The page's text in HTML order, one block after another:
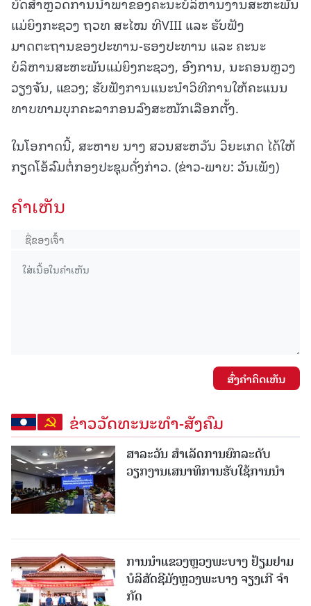
ແມ່ຍິງກະຊວງ ຖວທ ສະໄໝ ທີVIII ແລະ ຮັບຟັງ
ມາດຕະຖານຂອງປະທານ-ຮອງປະທານ ແລະ ຄະນະ
ບໍລິຫານສະຫະພັນແມ່ຍິງກະຊວງ, ອົງການ, ນະຄອນຫຼວງ
ວຽງຈັນ, ແຂວງ; ຮັບຟັງການແນະນໍາວິທີການໃຫ້ຄະແນນ
ທາບທາມບຸກຄະລາກອນລົງສະໝັກເລືອກຕັ້ງ.
ໃນໂອກາດນີ້, ສະຫາຍ ນາງ ສວນສະຫວັນ ວິຍະເກດ ໄດ້ໃຫ້
ກຽດໂອ້ລົມຕໍ່ກອງປະຊຸມດັ່ງກ່າວ. (ຂ່າວ-ພາບ: ວັນເພັງ)
ຄໍາເຫັນ
ສົ່ງຄໍາຄິດເຫັນ
ຂ່າວວັດທະນະທຳ-ສັງຄົມ
ສາລະວັນ ສໍາເລັດການຍົກລະດັບ
ວຽກງານເສນາທິການຮັບໃຊ້ການນໍາ
ການນຳແຂວງຫຼວງພະບາງ ຢ້ຽມ​ຢາມ
ບໍ​ລິ​ສັດຊີມັງຫຼວງພະບາງ ຈຽງເກີ ຈໍາ
ກັດ